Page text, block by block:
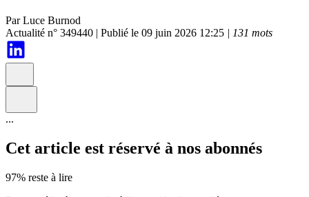
ParLuce Burnod
Actualité n° 349440 | Publié le 09 juin 2026 12:25 | 131 mots
...
Cet article est réservé à nos abonnés
97% reste à lire